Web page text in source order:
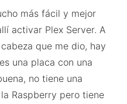
más fácil y mejor
activar Plex Server. A
que me dio, hay
una placa con una
no tiene una
Raspberry pero tiene